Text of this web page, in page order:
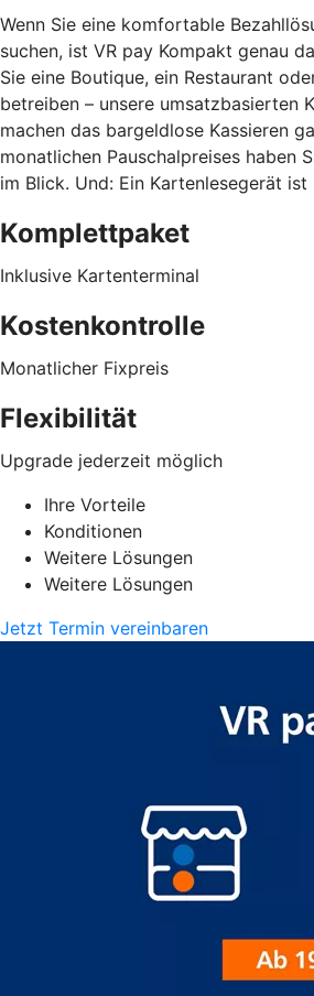
Wenn Sie eine komfortable
suchen, ist VR pay Kompakt genau
Sie eine Boutique, ein Restaurant
betreiben – unsere umsatzbasierten
machen das bargeldlose Kassieren
monatlichen Pauschalpreises haben
im Blick. Und: Ein Kartenlesegerät ist
Komplettpaket
Inklusive Kartenterminal
Kostenkontrolle
Monatlicher Fixpreis
Flexibilität
Upgrade jederzeit möglich
Ihre Vorteile
Konditionen
Weitere Lösungen
Weitere Lösungen
Jetzt Termin vereinbaren